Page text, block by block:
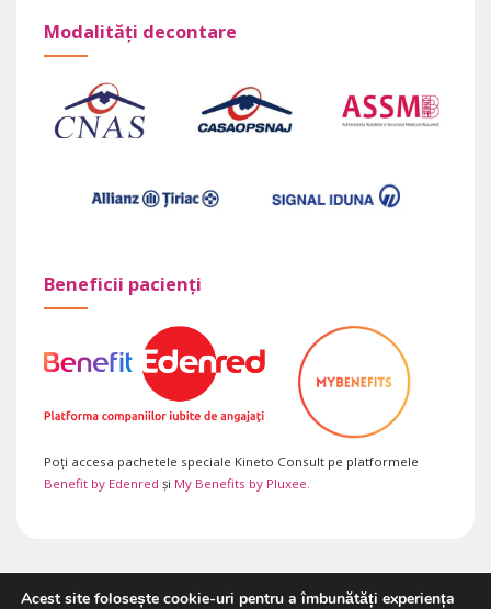
Modalități decontare
Beneficii pacienți
Poți accesa pachetele speciale Kineto Consult pe platformele
Benefit by Edenred și My Benefits by Pluxee.
Acest site folosește cookie-uri pentru a îmbunătăți experiența